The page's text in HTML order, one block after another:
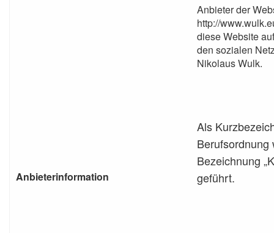
Anbieterinformation
Anbieter der
http://
diese Website
den sozialen
Nikolaus Wulk.
Als
Berufsordnung
Bezeichnung
geführt.